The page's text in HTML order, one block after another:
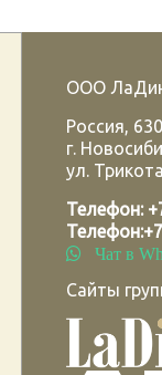
ООО
Россия,
г.
ул.
Телефон:
Телефон:
Чат в
Сайты